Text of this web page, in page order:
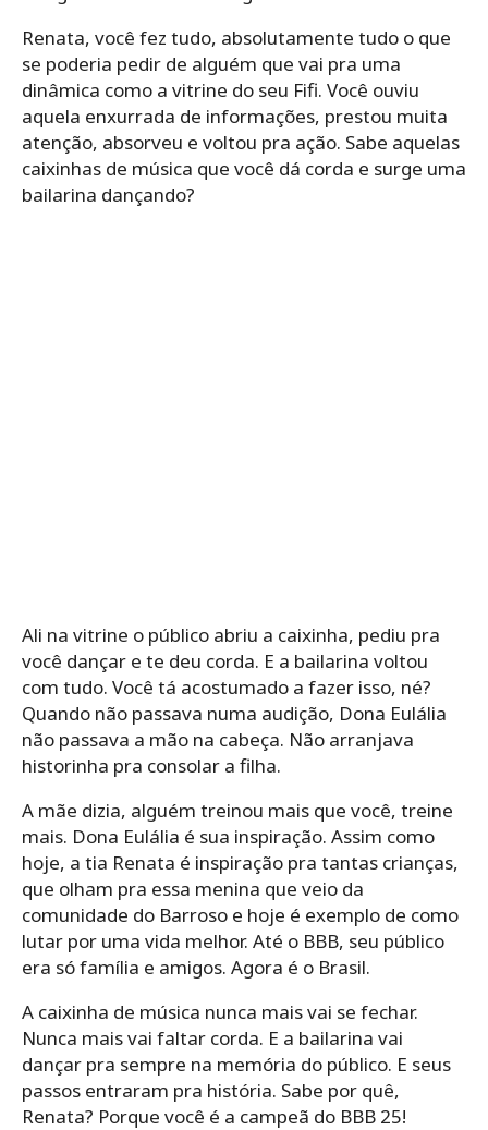
Renata, você fez tudo, absolutamente tudo o que
se poderia pedir de alguém que vai pra uma
dinâmica como a vitrine do seu Fifi. Você ouviu
aquela enxurrada de informações, prestou muita
atenção, absorveu e voltou pra ação. Sabe aquelas
caixinhas de música que você dá corda e surge uma
bailarina dançando?
Ali na vitrine o público abriu a caixinha, pediu pra
você dançar e te deu corda. E a bailarina voltou
com tudo. Você tá acostumado a fazer isso, né?
Quando não passava numa audição, Dona Eulália
não passava a mão na cabeça. Não arranjava
historinha pra consolar a filha.
A mãe dizia, alguém treinou mais que você, treine
mais. Dona Eulália é sua inspiração. Assim como
hoje, a tia Renata é inspiração pra tantas crianças,
que olham pra essa menina que veio da
comunidade do Barroso e hoje é exemplo de como
lutar por uma vida melhor. Até o BBB, seu público
era só família e amigos. Agora é o Brasil.
A caixinha de música nunca mais vai se fechar.
Nunca mais vai faltar corda. E a bailarina vai
dançar pra sempre na memória do público. E seus
passos entraram pra história. Sabe por quê,
Renata? Porque você é a campeã do BBB 25!